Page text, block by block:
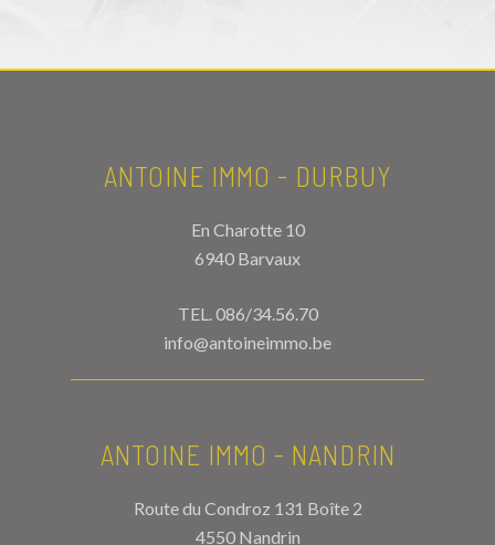
ANTOINE IMMO - DURBUY
En Charotte 10
6940 Barvaux
TEL. 086/34.56.70
info@antoineimmo.be
ANTOINE IMMO - NANDRIN
Route du Condroz 131 Boîte 2
4550 Nandrin